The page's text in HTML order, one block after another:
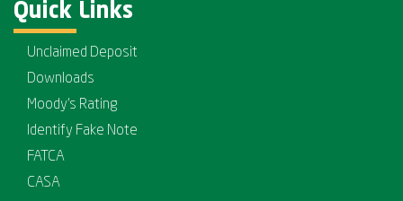
Quick Links
Unclaimed Deposit
Downloads
Moody's Rating
Identify Fake Note
FATCA
CASA